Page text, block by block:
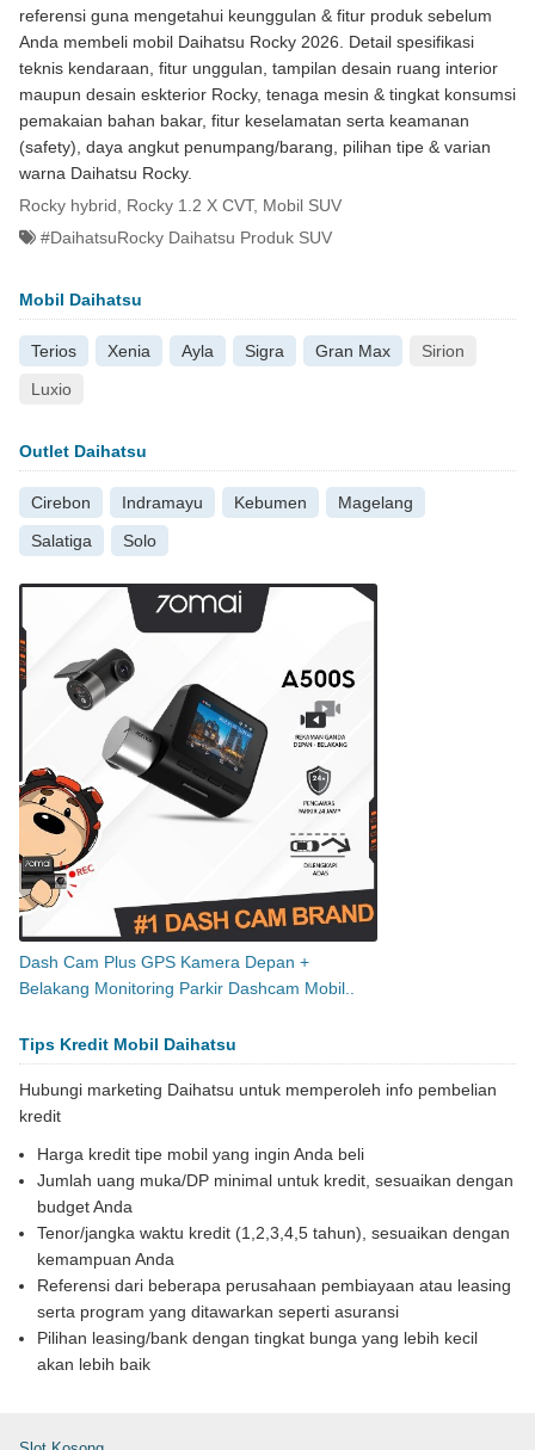
referensi guna mengetahui keunggulan & fitur produk sebelum
Anda membeli mobil Daihatsu Rocky 2026. Detail spesifikasi
teknis kendaraan, fitur unggulan, tampilan desain ruang interior
maupun desain eskterior Rocky, tenaga mesin & tingkat konsumsi
pemakaian bahan bakar, fitur keselamatan serta keamanan
(safety), daya angkut penumpang/barang, pilihan tipe & varian
warna Daihatsu Rocky.
Rocky hybrid, Rocky 1.2 X CVT, Mobil SUV
#DaihatsuRocky Daihatsu Produk SUV
Mobil Daihatsu
Terios Xenia Ayla Sigra Gran Max
Sirion
Luxio
Outlet Daihatsu
Cirebon Indramayu Kebumen
Magelang
Salatiga
Solo
Dash Cam Plus GPS Kamera Depan +
Belakang Monitoring Parkir Dashcam Mobil..
Tips Kredit Mobil Daihatsu
Hubungi marketing Daihatsu untuk memperoleh info pembelian
kredit
Harga kredit tipe mobil yang ingin Anda beli
Jumlah uang muka/DP minimal untuk kredit, sesuaikan dengan
budget Anda
Tenor/jangka waktu kredit (1,2,3,4,5 tahun), sesuaikan dengan
kemampuan Anda
Referensi dari beberapa perusahaan pembiayaan atau leasing
serta program yang ditawarkan seperti asuransi
Pilihan leasing/bank dengan tingkat bunga yang lebih kecil
akan lebih baik